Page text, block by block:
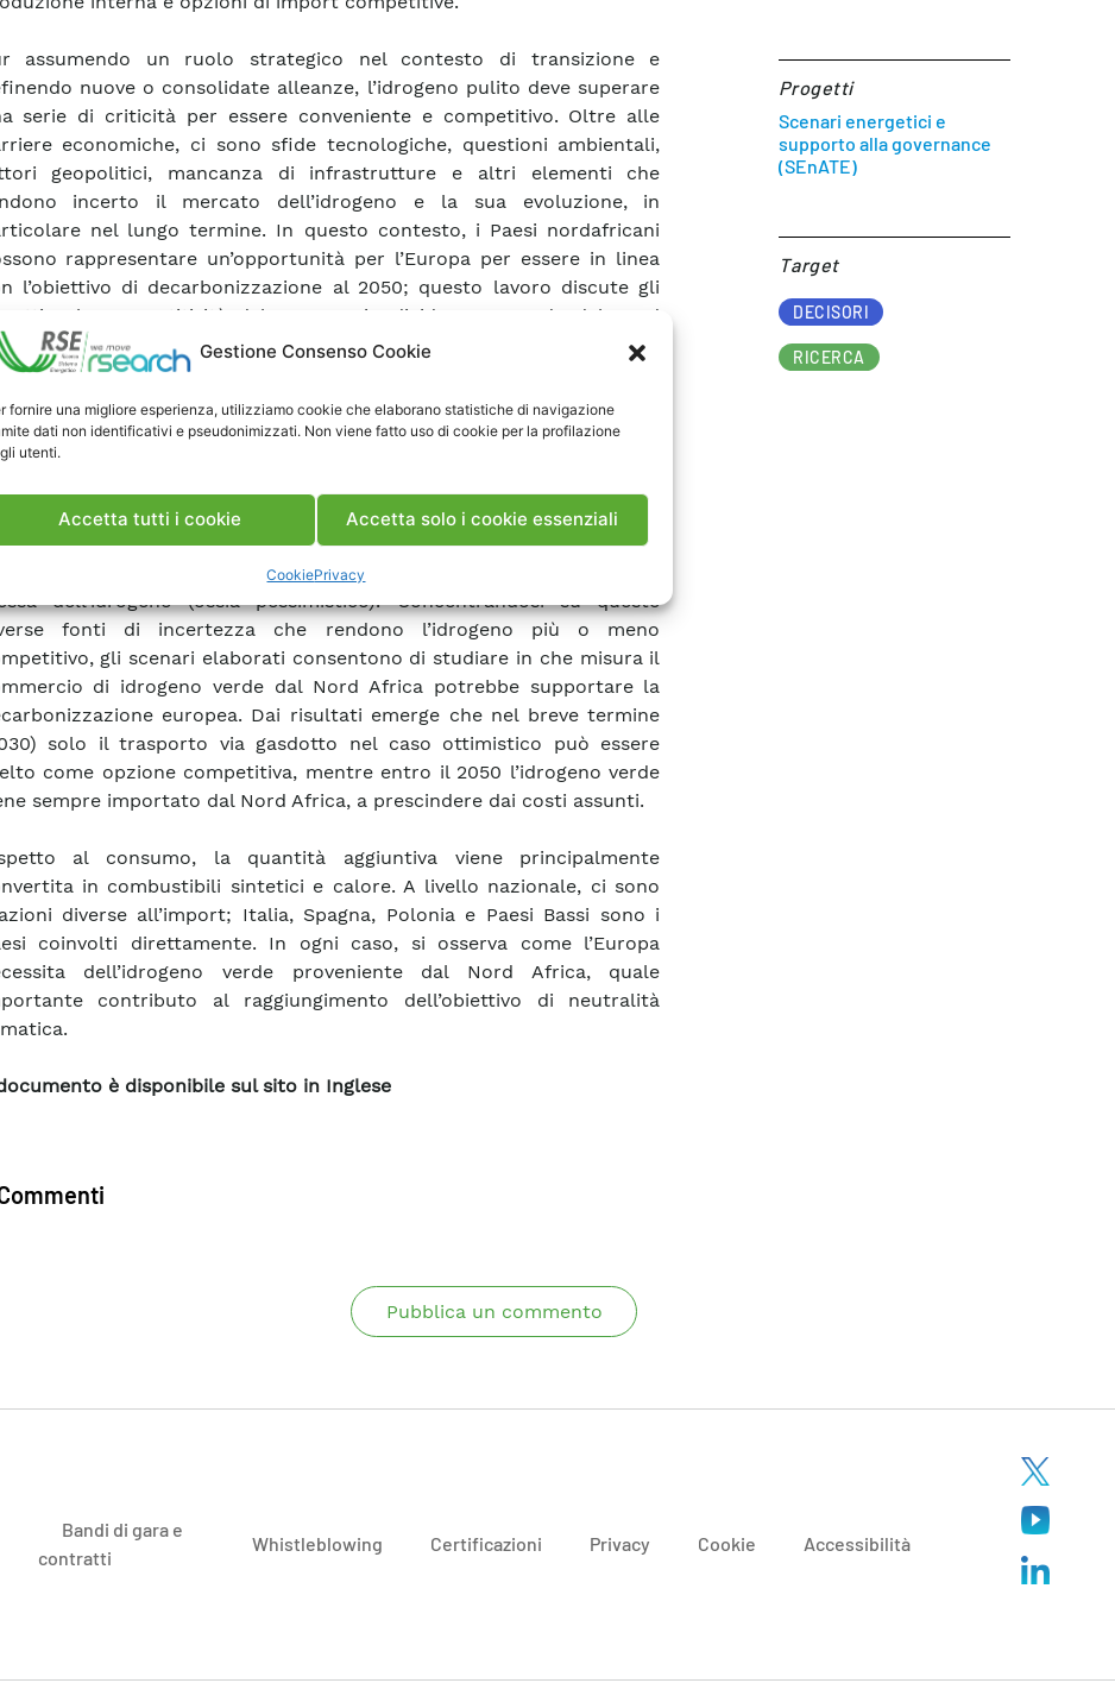
Gestione Consenso Cookie
fornire una migliore esperienza, utilizziamo cookie che elaborano statistiche di navigazione
dati non identificativi e pseudonimizzati. Non viene fatto uso di cookie per la profilazione
utenti.
Accetta tutti i cookie Accetta solo i cookie essenziali
CookiePrivacy
assumendo un ruolo strategico nel contesto di transizione e
nuove o consolidate alleanze, l’idrogeno pulito deve superare
serie di criticità per essere conveniente e competitivo. Oltre alle
economiche, ci sono sfide tecnologiche, questioni ambientali,
geopolitici, mancanza di infrastrutture e altri elementi che
incerto il mercato dell’idrogeno e la sua evoluzione, in
nel lungo termine. In questo contesto, i Paesi nordafricani
rappresentare un’opportunità per l’Europa per essere in linea
l’obiettivo di decarbonizzazione al 2050; questo lavoro discute gli
e la competitività del commercio di idrogeno verde dal Nord
all’Europa, tramite l’elaborazione di scenari a lungo termine. Con
di diventare paesi esportatori, Algeria, Marocco e Tunisia sono
rispetto alla possibilità di produrre e trasportare idrogeno,
gasdotti o navi, verso l’Europa.
che integrano la possibilità di scambiare idrogeno tramite
o navi, in caso di un mercato consolidato (ossia ottimistico) o di
coordinamento tra Paesi e maggiori criticità nella diffusione
dell’idrogeno (ossia pessimistico). Concentrandosi su queste
fonti di incertezza che rendono l’idrogeno più o meno
gli scenari elaborati consentono di studiare in che misura il
di idrogeno verde dal Nord Africa potrebbe supportare la
europea. Dai risultati emerge che nel breve termine
solo il trasporto via gasdotto nel caso ottimistico può essere
come opzione competitiva, mentre entro il 2050 l’idrogeno verde
sempre importato dal Nord Africa, a prescindere dai costi assunti.
al consumo, la quantità aggiuntiva viene principalmente
in combustibili sintetici e calore. A livello nazionale, ci sono
diverse all’import; Italia, Spagna, Polonia e Paesi Bassi sono i
coinvolti direttamente. In ogni caso, si osserva come l’Europa
dell’idrogeno verde proveniente dal Nord Africa, quale
contributo al raggiungimento dell’obiettivo di neutralità
è disponibile sul sito in Inglese
Progetti
Scenari energetici e
supporto alla governance
(SEnATE)
Target​
DECISORI
RICERCA
Pubblica un commento
Bandi di gara e
contratti
Whistleblowing Certificazioni Privacy Cookie Accessibilità